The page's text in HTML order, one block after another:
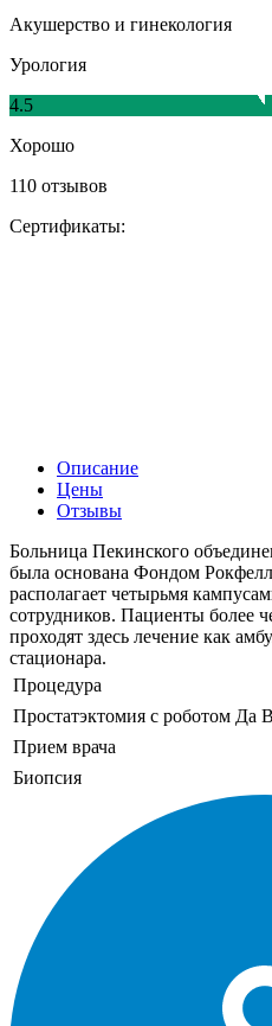
Акушерство и гинекология
Урология
4.5
Хорошо
110 отзывов
Сертификаты:
Описание
Цены
Отзывы
Больница Пекинского
была основана Фондом
располагает четырьмя
сотрудников. Пациенты более
проходят здесь лечение как
стационара.
Процедура
Простатэктомия с роботом Да
Прием врача
Биопсия